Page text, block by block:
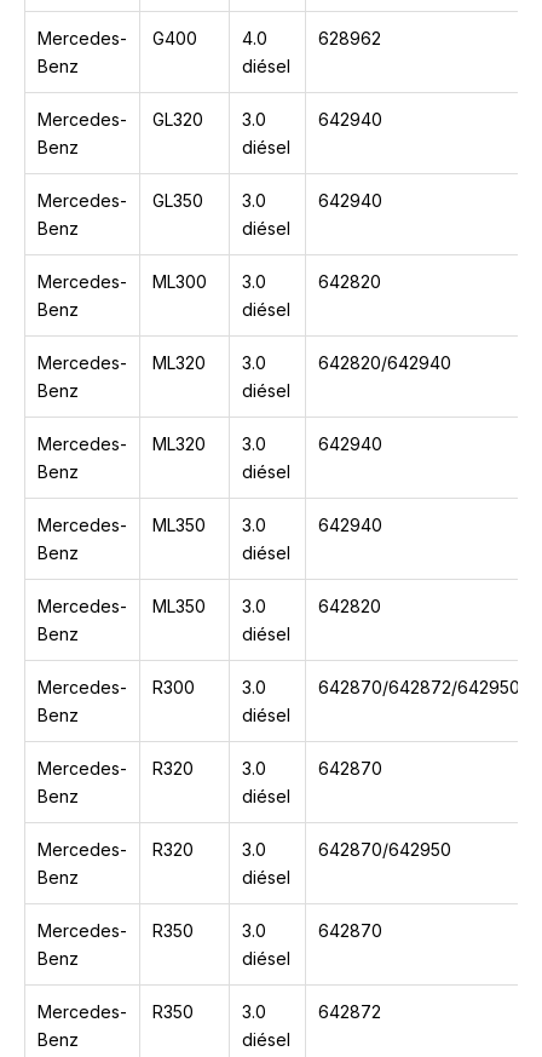
Mercedes-
Benz
G400
4.0
diésel
628962
Mercedes-
Benz
GL320
3.0
diésel
642940
Mercedes-
Benz
GL350
3.0
diésel
642940
Mercedes-
Benz
ML300
3.0
diésel
642820
Mercedes-
Benz
ML320
3.0
diésel
642820/642940
Mercedes-
Benz
ML320
3.0
diésel
642940
Mercedes-
Benz
ML350
3.0
diésel
642940
Mercedes-
Benz
ML350
3.0
diésel
642820
Mercedes-
Benz
R300
3.0
diésel
642870/642872/642950
Mercedes-
Benz
R320
3.0
diésel
642870
Mercedes-
Benz
R320
3.0
diésel
642870/642950
Mercedes-
Benz
R350
3.0
diésel
642870
Mercedes-
Benz
R350
3.0
diésel
642872